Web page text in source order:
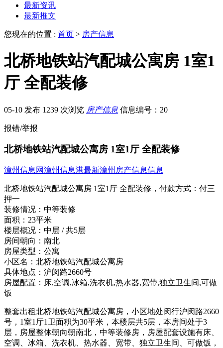
最新资讯
最新推文
您现在的位置 : 首页 > 房产信息
北桥地铁站汽配城公寓房 1室1
厅 全配装修
05-10 发布 1239 次浏览 房产信息 信息编号：20
报错/举报
北桥地铁站汽配城公寓房 1室1厅 全配装修
漳州信息网漳州信息港最新漳州房产信息信息
北桥地铁站汽配城公寓房 1室1厅 全配装修， 付款方式： 付三
押一
装修情况： 中等装修
面积： 23平米
楼层概况： 中层 / 共5层
房间朝向： 南北
房屋类型： 公寓
小区名： 北桥地铁站汽配城公寓房
具体地点： 沪闵路2660号
房屋配置： 床,空调,冰箱,洗衣机,热水器,宽带,独立卫生间,可做
饭
整套出租北桥地铁站汽配城公寓房，小区地处闵行沪闵路2660
号，1室1厅1卫面积为30平米，本楼层共5层，本房间处于3
层，房屋整体朝向朝南北，中等装修房，房屋配套设施有床、
空调、冰箱、洗衣机、热水器、宽带、独立卫生间、可做饭，